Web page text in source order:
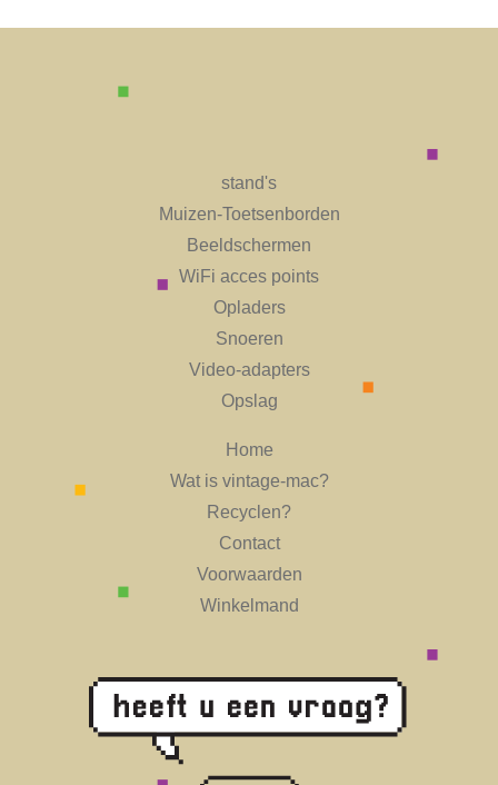
stand's
Muizen-Toetsenborden
Beeldschermen
WiFi acces points
Opladers
Snoeren
Video-adapters
Opslag
Home
Wat is vintage-mac?
Recyclen?
Contact
Voorwaarden
Winkelmand